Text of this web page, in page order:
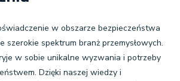
w obszarze bezpieczeństwa
szerokie spektrum branż przemysłowych.
w sobie unikalne wyzwania i potrzeby
Dzięki naszej wiedzy i